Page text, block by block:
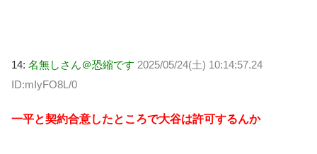
14: 名無しさん＠恐縮です 2025/05/24(土) 10:14:57.24
ID:mIyFO8L/0
一平と契約合意したところで大谷は許可するんか